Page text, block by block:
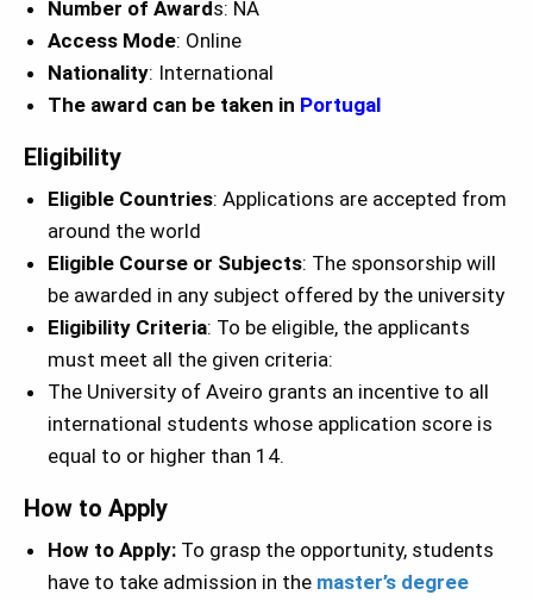
Number of Awards: NA
Access Mode: Online
Nationality: International
The award can be taken in Portugal
Eligibility
Eligible Countries: Applications are accepted from
around the world
Eligible Course or Subjects: The sponsorship will
be awarded in any subject offered by the university
Eligibility Criteria: To be eligible, the applicants
must meet all the given criteria:
The University of Aveiro grants an incentive to all
international students whose application score is
equal to or higher than 14.
How to Apply
How to Apply: To grasp the opportunity, students
have to take admission in the master’s degree